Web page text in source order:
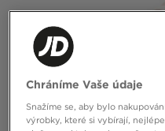
Chráníme Vaše údaje
Snažíme se, aby bylo
výrobky, které si vybírají,